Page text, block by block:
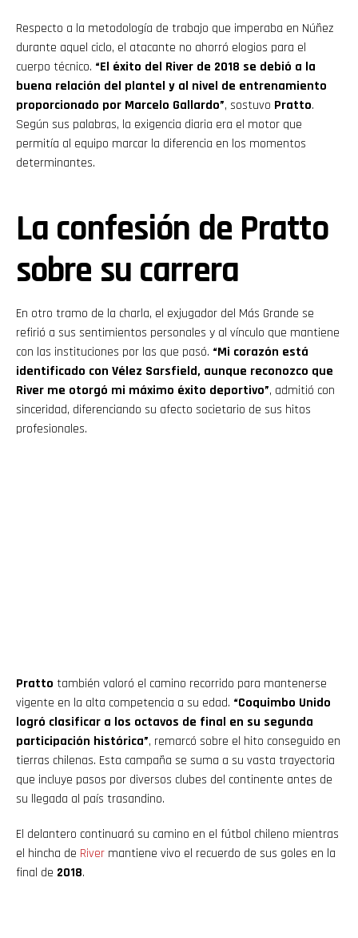
Respecto a la metodología de trabajo que imperaba en Núñez
durante aquel ciclo, el atacante no ahorró elogios para el
cuerpo técnico. “El éxito del River de 2018 se debió a la
buena relación del plantel y al nivel de entrenamiento
proporcionado por Marcelo Gallardo”, sostuvo Pratto.
Según sus palabras, la exigencia diaria era el motor que
permitía al equipo marcar la diferencia en los momentos
determinantes.
La confesión de Pratto
sobre su carrera
En otro tramo de la charla, el exjugador del Más Grande se
refirió a sus sentimientos personales y al vínculo que mantiene
con las instituciones por las que pasó. “Mi corazón está
identificado con Vélez Sarsfield, aunque reconozco que
River me otorgó mi máximo éxito deportivo”, admitió con
sinceridad, diferenciando su afecto societario de sus hitos
profesionales.
Pratto también valoró el camino recorrido para mantenerse
vigente en la alta competencia a su edad. “Coquimbo Unido
logró clasificar a los octavos de final en su segunda
participación histórica”, remarcó sobre el hito conseguido en
tierras chilenas. Esta campaña se suma a su vasta trayectoria
que incluye pasos por diversos clubes del continente antes de
su llegada al país trasandino.
El delantero continuará su camino en el fútbol chileno mientras
el hincha de River mantiene vivo el recuerdo de sus goles en la
final de 2018.
Pinterest
Whatsapp
Email